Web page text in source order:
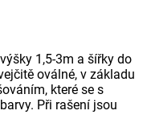
1,5-3m a šířky do
oválné, v základu
které se s
Při rašení jsou